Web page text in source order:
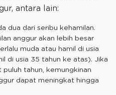
antara lain:
dua dari seribu kehamilan.
anggur akan lebih besar
muda atau hamil di usia
di usia 35 tahun ke atas). Jika
tahun, kemungkinan
dapat meningkat hingga